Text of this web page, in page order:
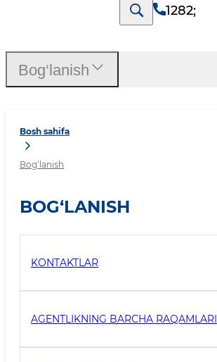
1282;
Bosh sahifa
Bog‘lanish
BOG‘LANISH
KONTAKTLAR
AGENTLIKNING BARCHA RAQAMLARI
Bog‘lanish